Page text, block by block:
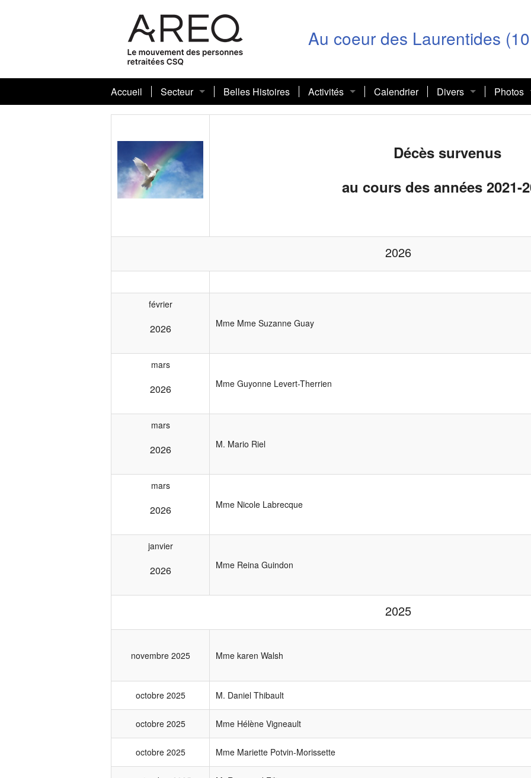
Au coeur des Laurentides
Accueil
Secteur
Présentation
Conseil sectoriel
Mot de la présidente
Belles Histoires
Activités
Journée internationale des droits des femmes
Calendrier
Divers
CommunautaireSouper
Photos
Scènes
Hymne
Non-
Décès survenus
au cours des années 2021-
2026
février
2026 Mme Mme Suzanne Guay
mars
2026 Mme Guyonne Levert-Therrien
mars
2026 M. Mario Riel
mars
2026 Mme Nicole Labrecque
janvier
2026 Mme Reina Guindon
2025
novembre 2025 Mme karen Walsh
octobre 2025 M. Daniel Thibault
octobre 2025 Mme Hélène Vigneault
octobre 2025 Mme Mariette Potvin-Morissette